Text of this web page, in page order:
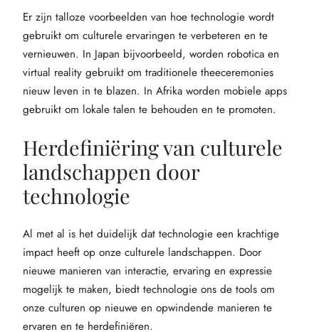
Er zijn talloze voorbeelden van hoe technologie wordt
gebruikt om culturele ervaringen te verbeteren en te
vernieuwen. In Japan bijvoorbeeld, worden robotica en
virtual reality gebruikt om traditionele theeceremonies
nieuw leven in te blazen. In Afrika worden mobiele apps
gebruikt om lokale talen te behouden en te promoten.
Herdefiniëring van culturele
landschappen door
technologie
Al met al is het duidelijk dat technologie een krachtige
impact heeft op onze culturele landschappen. Door
nieuwe manieren van interactie, ervaring en expressie
mogelijk te maken, biedt technologie ons de tools om
onze culturen op nieuwe en opwindende manieren te
ervaren en te herdefiniëren.